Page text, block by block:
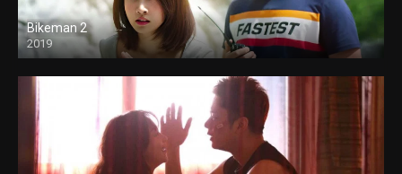
Bikeman 2
2019